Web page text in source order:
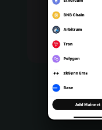
Português (Portugal)
Bahasa Indonesia
Português (Brasil)
Español (Argentina)